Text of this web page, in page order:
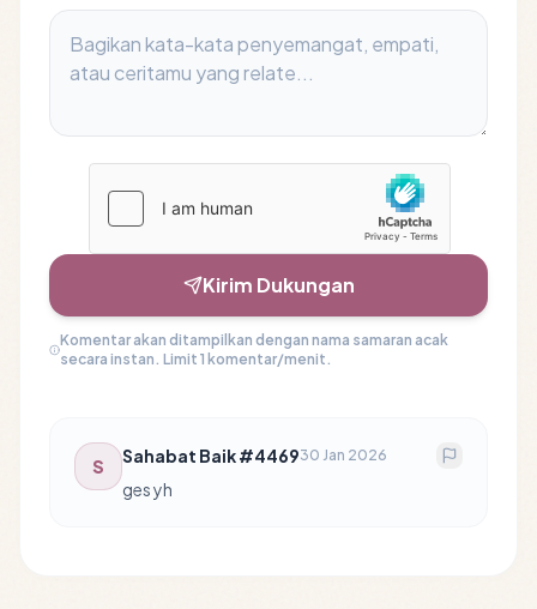
Kirim Dukungan
Komentar akan ditampilkan dengan nama samaran acak
secara instan. Limit 1 komentar/menit.
S Sahabat Baik #446930 Jan 2026
ges yh